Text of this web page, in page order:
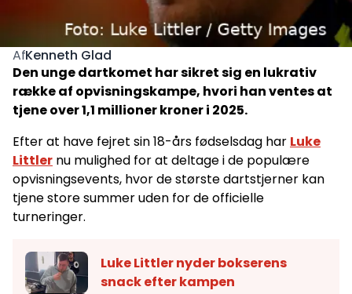
AfKenneth Glad
Den unge dartkomet har sikret sig en lukrativ
række af opvisningskampe, hvori han ventes at
tjene over 1,1 millioner kroner i 2025.
Efter at have fejret sin 18-års fødselsdag har Luke
Littler nu mulighed for at deltage i de populære
opvisningsevents, hvor de største dartstjerner kan
tjene store summer uden for de officielle
turneringer.
Luke Littler nyder bokserens
snack efter kampen